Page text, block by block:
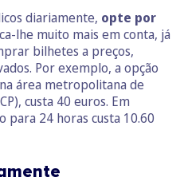
diariamente, opte por
lhe muito mais em conta, já
bilhetes a preços,
Por exemplo, a opção
área metropolitana de
custa 40 euros. Em
24 horas custa 10.60